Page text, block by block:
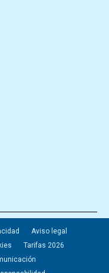
Aviso legal
Tarifas 2026